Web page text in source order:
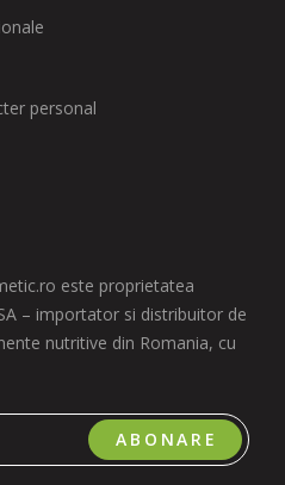
personal
este proprietatea
– importator si distribuitor de
nutritive din Romania, cu
ABONARE